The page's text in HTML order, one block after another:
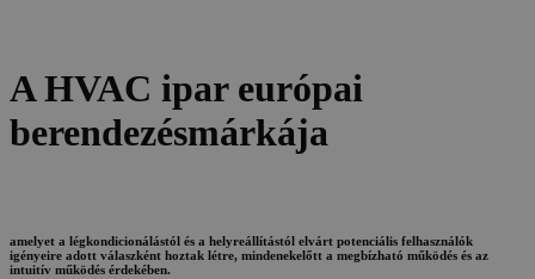
A HVAC ipar európai
berendezésmárkája
amelyet a légkondicionálástól és a helyreállítástól elvárt potenciális felhasználók
igényeire adott válaszként hoztak létre, mindenekelőtt a megbízható működés és az
intuitív működés érdekében.